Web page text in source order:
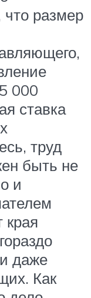
что размер
000
ставка
труд
быть не
и
края
даже
Как